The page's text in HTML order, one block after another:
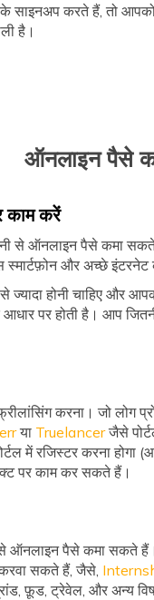
साइनअप करते हैं, तो
है।
ऑनलाइन पैसे
काम करें
से ऑनलाइन पैसे कमा
स्मार्टफ़ोन और अच्छे
होनी चाहिए और
पर होती है। आप
करना। जो लोग
या Truelancerजैसे
में रजिस्टर करना
पर काम कर सकते हैं।
पैसे कमा सकते
सकते हैं, जैसे,
फ़ूड, ट्रेवेल, और अन्य